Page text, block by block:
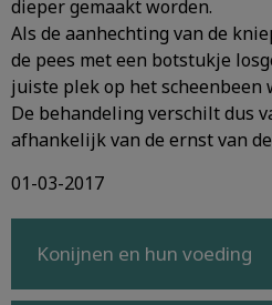
dieper gemaakt worden.
Als de aanhechting van de
de pees met een botstukje
juiste plek op het scheenbeen
De behandeling verschilt dus
afhankelijk van de ernst van
01-03-2017
Konijnen en hun voeding